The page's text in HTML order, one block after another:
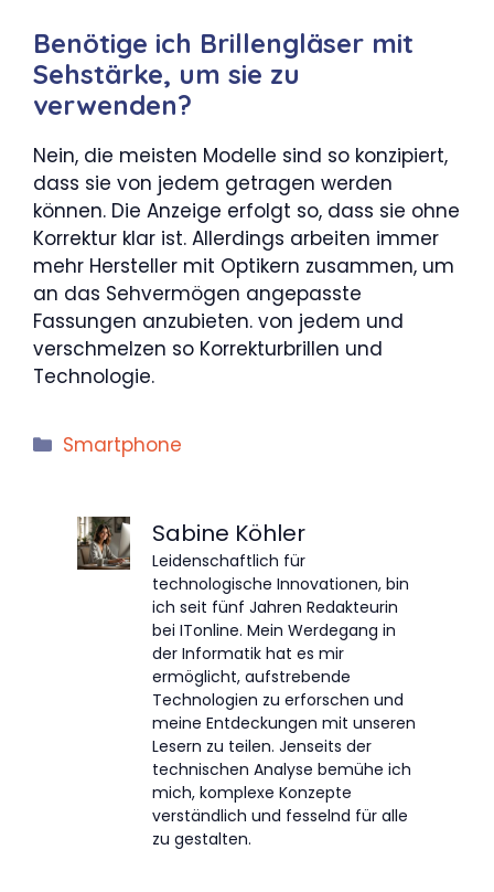
Benötige ich Brillengläser mit
Sehstärke, um sie zu
verwenden?
Nein, die meisten Modelle sind so konzipiert,
dass sie von jedem getragen werden
können. Die Anzeige erfolgt so, dass sie ohne
Korrektur klar ist. Allerdings arbeiten immer
mehr Hersteller mit Optikern zusammen, um
an das Sehvermögen angepasste
Fassungen anzubieten. von jedem und
verschmelzen so Korrekturbrillen und
Technologie.
Kategorien
Smartphone
Sabine Köhler
Leidenschaftlich für
technologische Innovationen, bin
ich seit fünf Jahren Redakteurin
bei ITonline. Mein Werdegang in
der Informatik hat es mir
ermöglicht, aufstrebende
Technologien zu erforschen und
meine Entdeckungen mit unseren
Lesern zu teilen. Jenseits der
technischen Analyse bemühe ich
mich, komplexe Konzepte
verständlich und fesselnd für alle
zu gestalten.